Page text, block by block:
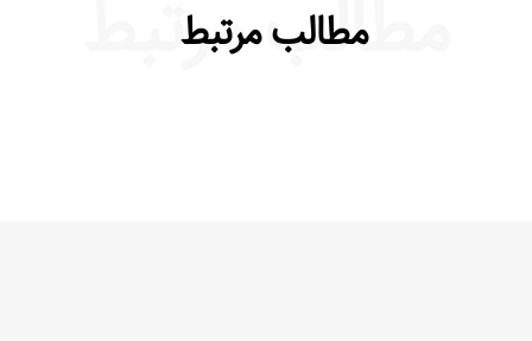
مطالب مرتبط
مطالب مرتبط